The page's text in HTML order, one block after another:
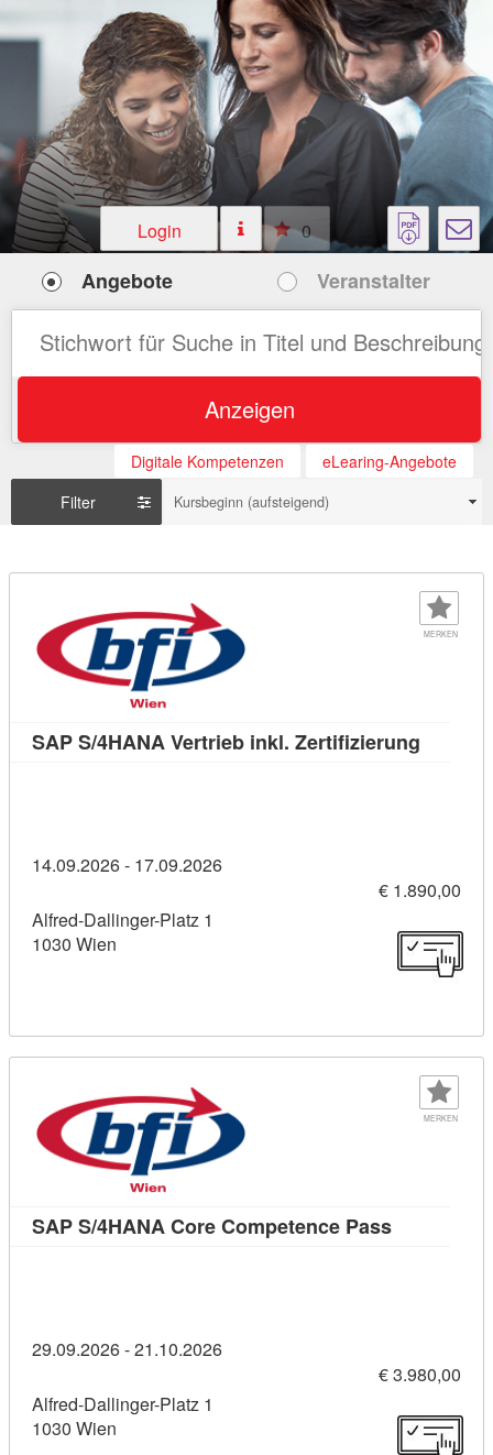
Login 0
Angebote Veranstalter
Anzeigen
Digitale Kompetenzen
eLearing-Angebote
Filter
Kursbeginn (aufsteigend)
MERKEN
SAP S/4HANA Vertrieb inkl. Zertifizierung
14.09.2026 - 17.09.2026
€ 1.890,00
Alfred-Dallinger-Platz 1
1030 Wien
MERKEN
SAP S/4HANA Core Competence PassKursdetail:
29.09.2026 - 21.10.2026
€ 3.980,00
Alfred-Dallinger-Platz 1
1030 Wien